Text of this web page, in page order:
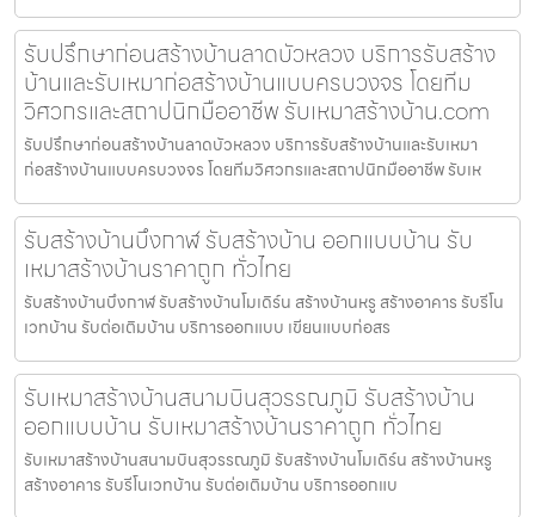
รับปรึกษาก่อนสร้างบ้านลาดบัวหลวง บริการรับสร้าง
บ้านและรับเหมาก่อสร้างบ้านแบบครบวงจร โดยทีม
วิศวกรและสถาปนิกมืออาชีพ รับเหมาสร้างบ้าน.com
รับปรึกษาก่อนสร้างบ้านลาดบัวหลวง บริการรับสร้างบ้านและรับเหมา
ก่อสร้างบ้านแบบครบวงจร โดยทีมวิศวกรและสถาปนิกมืออาชีพ รับเห
รับสร้างบ้านบึงกาฬ รับสร้างบ้าน ออกแบบบ้าน รับ
เหมาสร้างบ้านราคาถูก ทั่วไทย
รับสร้างบ้านบึงกาฬ รับสร้างบ้านโมเดิร์น สร้างบ้านหรู สร้างอาคาร รับรีโน
เวทบ้าน รับต่อเติมบ้าน บริการออกแบบ เขียนแบบก่อสร
รับเหมาสร้างบ้านสนามบินสุวรรณภูมิ รับสร้างบ้าน
ออกแบบบ้าน รับเหมาสร้างบ้านราคาถูก ทั่วไทย
รับเหมาสร้างบ้านสนามบินสุวรรณภูมิ รับสร้างบ้านโมเดิร์น สร้างบ้านหรู
สร้างอาคาร รับรีโนเวทบ้าน รับต่อเติมบ้าน บริการออกแบ